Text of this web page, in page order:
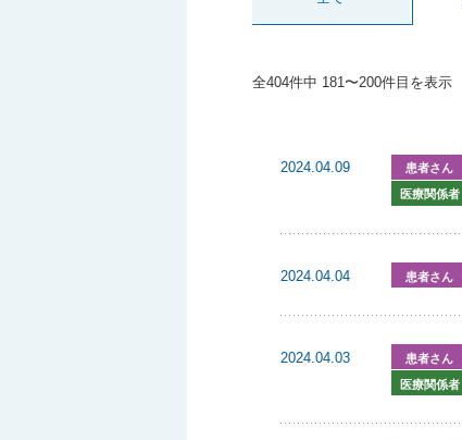
全404件中 181〜200件目を表示
2024.04.09 患者さん
医療関係者
2024.04.04 患者さん
2024.04.03 患者さん
医療関係者